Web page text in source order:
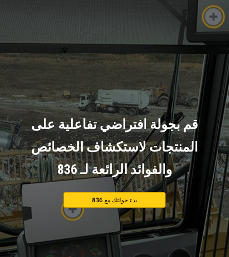
قم بجولة افتراضي تفاعلية على
المنتجات لاستكشاف الخصائص
والفوائد الرائعة لـ 836
بدء جولتك مع 836